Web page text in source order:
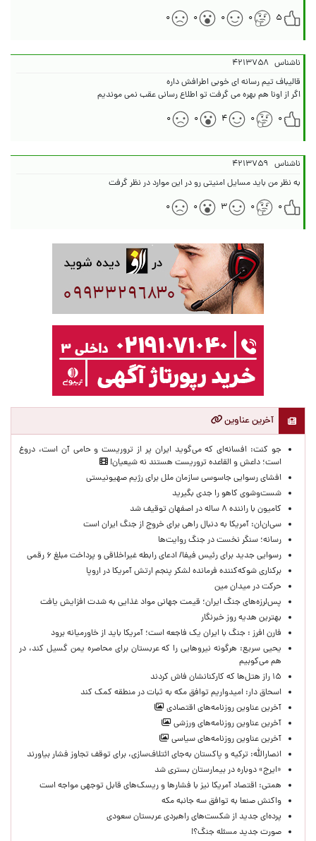
۵
۰ ۰ ۰ ۰
ناشناس ۴۲۱۳۷۵۸
اگر از اونا هم بهره می گرفت تو اطلاع رسانی عقب نمی موندیم
۰
۰ ۴ ۰ ۰
ناشناس ۴۲۱۳۷۵۹
به نظر من باید مسایل امنیتی رو در این موارد در نظر گرفت
۰
۰ ۳ ۰ ۰
آخرین عناوین
جو کنت: افسانه‌ای که می‌گوید ایران پر از تروریست و حامی آن است، دروغ
است؛ داعش و القاعده تروریست هستند نه شیعیان!
افشای رسوایی جاسوسی سازمان ملل برای رژیم صهیونیستی
شست‌وشوی کاهو را جدی بگیرید
کامیون با راننده ۸ ساله در اصفهان توقیف شد
سی‌ان‌ان: آمریکا به دنبال راهی برای خروج از جنگ ایران است
رسانه؛ سنگر نخست در جنگ روایت‌ها
رسوایی جدید برای رئیس فیفا/ ادعای رابطه غیراخلاقی و پرداخت مبلغ ۶ رقمی
برکناری شوکه‌کننده فرمانده لشکر پنجم ارتش آمریکا در اروپا
حركت در ميدان مين
پس‌لرزه‌های جنگ ایران؛ قیمت جهانی مواد غذایی به شدت افزایش یافت
بهترین هدیه روز خبرنگار
فارن افرز : جنگ با ایران یک فاجعه است؛ آمریکا باید از خاورمیانه برود
یحیی سریع: هرگونه نیروهایی را که عربستان برای محاصره یمن گسیل کند، در
هم می‌کوبیم
۱۵ راز هتل‌ها که کارکنانشان فاش کردند
اسحاق دار: امیدواریم توافق مکه به ثبات در منطقه کمک کند
آخرین عناوین روزنامه‌های اقتصادی
آخرین عناوین روزنامه‌های ورزشی
آخرین عناوین روزنامه‌های سیاسی
انصارالله: ترکیه و پاکستان به‌جای ائتلاف‌سازی، برای توقف تجاوز فشار بیاورند
«ایرج» دوباره در بیمارستان بستری شد
همتی: اقتصاد آمریکا نیز با فشارها و ریسک‌های قابل توجهی مواجه است
واکنش صنعا به توافق سه جانبه مکه
پرده‌ای جدید از شکست‌های راهبردی عربستان سعودی
صورت جدید مسئله جنگ؟!